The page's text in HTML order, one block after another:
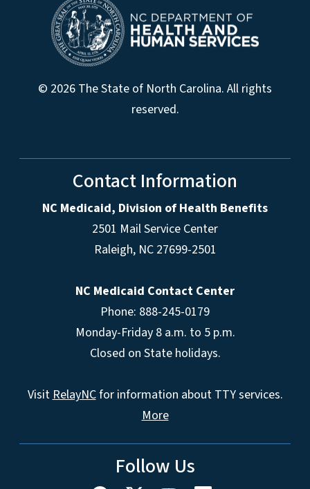
© 2026 The State of North Carolina. All rights
reserved.
Contact Information
NC Medicaid, Division of Health Benefits
2501 Mail Service Center
Raleigh, NC 27699-2501
NC Medicaid Contact Center
Phone: 888-245-0179
Monday-Friday 8 a.m. to 5 p.m.
Closed on State holidays.
VisitRelayNCfor information about TTY services.
More
Follow Us